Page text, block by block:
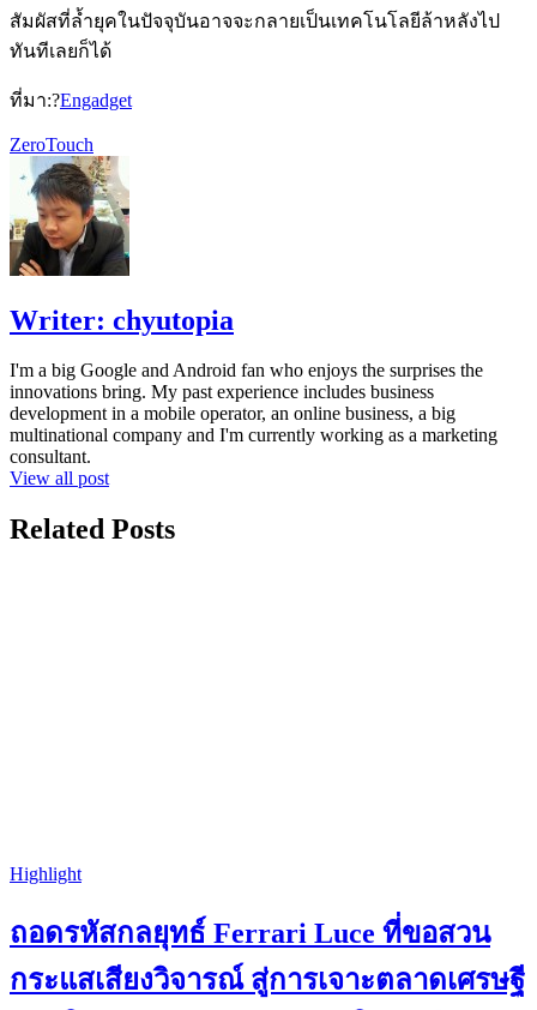
สัมผัสที่ล้ำยุคในปัจจุบันอาจจะกลายเป็นเทคโนโลยีล้าหลังไป
ทันทีเลยก็ได้
ที่มา:?Engadget
ZeroTouch
Writer: chyutopia
I'm a big Google and Android fan who enjoys the surprises the
innovations bring. My past experience includes business
development in a mobile operator, an online business, a big
multinational company and I'm currently working as a marketing
consultant.
View all post
Related Posts
Highlight
ถอดรหัสกลยุทธ์ Ferrari Luce ที่ขอสวน
กระแสเสียงวิจารณ์ สู่การเจาะตลาดเศรษฐี